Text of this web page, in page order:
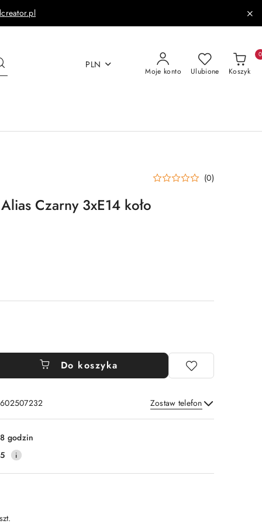
PLN
Moje konto Ulubione Koszyk
0
(0)
Czarny 3xE14 koło
Do koszyka
Zostaw telefon
Wyślij
godzin